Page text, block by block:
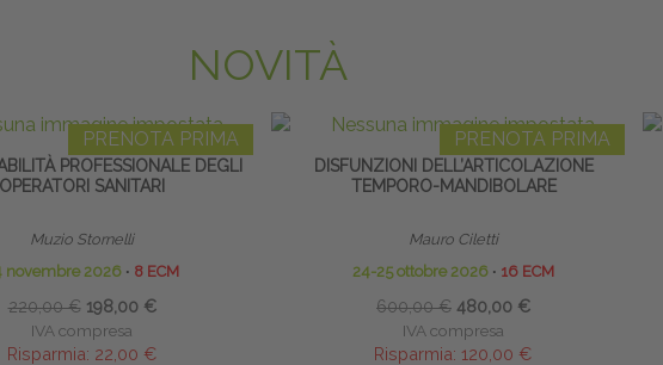
NOVITÀ
PRENOTA PRIMA
PROFESSIONALE DEGLI
OPERATORI SANITARI
Muzio Stornelli
novembre 2026 ∙ 8 ECM
220,00 € 198,00 €
IVA compresa
Risparmia: 22,00 €
PRENOTA PRIMA
DISFUNZIONI DELL’ARTICOLAZIONE
TEMPORO-MANDIBOLARE
Mauro Ciletti
24-25 ottobre 2026 ∙ 16 ECM
600,00 € 480,00 €
IVA compresa
Risparmia: 120,00 €